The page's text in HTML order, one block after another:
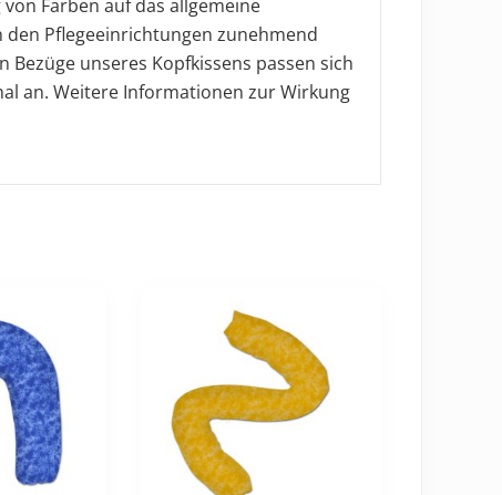
Farben auf das allgemeine
Pflegeeinrichtungen zunehmend
unseres Kopfkissens passen sich
an. Weitere Informationen zur Wirkung